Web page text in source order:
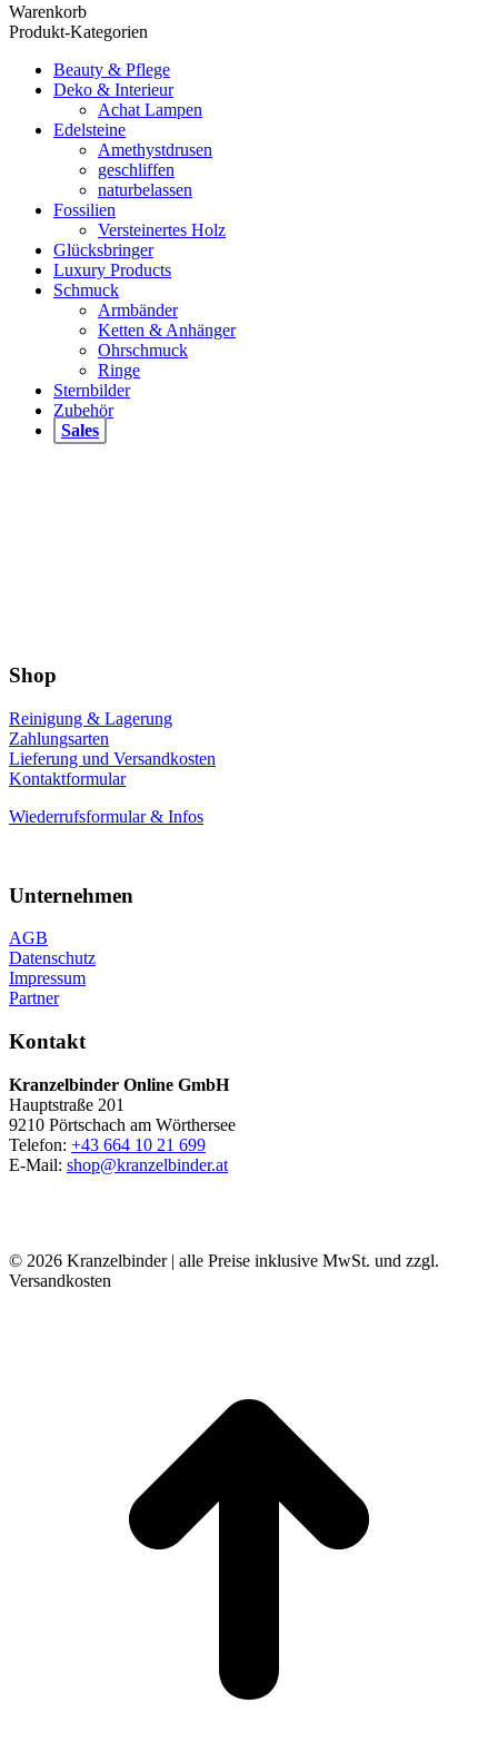
Warenkorb
Produkt-Kategorien
Beauty & Pflege
Deko & Interieur
Achat Lampen
Edelsteine
Amethystdrusen
geschliffen
naturbelassen
Fossilien
Versteinertes Holz
Glücksbringer
Luxury Products
Schmuck
Armbänder
Ketten & Anhänger
Ohrschmuck
Ringe
Sternbilder
Zubehör
Sales
Shop
Reinigung & Lagerung
Zahlungsarten
Lieferung und Versandkosten
Kontaktformular
Wiederrufsformular & Infos
Unternehmen
AGB
Datenschutz
Impressum
Partner
Kontakt
Kranzelbinder Online GmbH
Hauptstraße 201
9210 Pörtschach am Wörthersee
Telefon: +43 664 10 21 699
E-Mail: shop@kranzelbinder.at
© 2026 Kranzelbinder | alle Preise inklusive MwSt. und zzgl.
Versandkosten